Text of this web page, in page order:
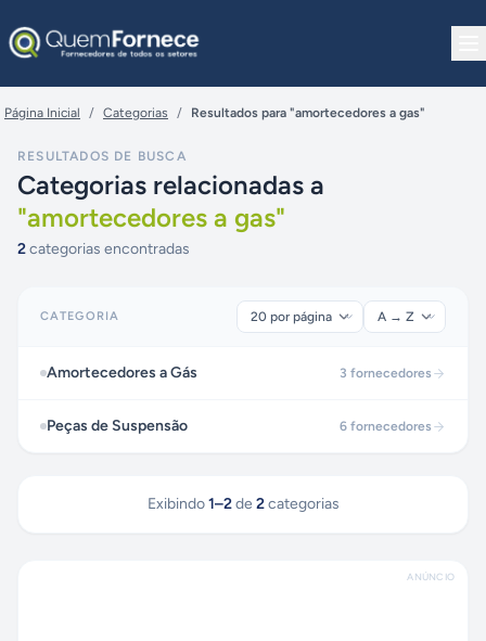
Página Inicial / Categorias / Resultados para "amortecedores a gas"
RESULTADOS DE BUSCA
Categorias relacionadas a
"amortecedores a gas"
2categorias encontradas
CATEGORIA
Amortecedores a Gás 3 fornecedores
Peças de Suspensão 6 fornecedores
Exibindo 1–2 de 2 categorias
ANÚNCIO